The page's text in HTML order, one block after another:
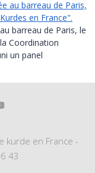
barreau de Paris, le
Coordination
un panel
kurde en France -
43